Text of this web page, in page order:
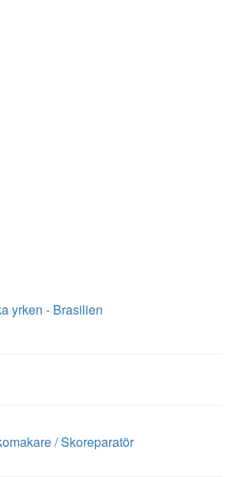
yrken - Brasilien
/ Skoreparatör